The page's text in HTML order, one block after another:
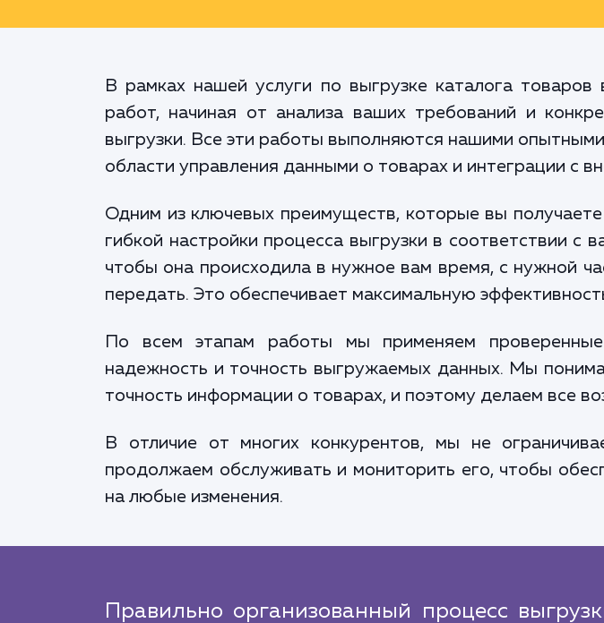
В рамках нашей услуги по выгрузке каталога
работ, начиная от анализа ваших требований и
выгрузки. Все эти работы выполняются нашими
области управления данными о товарах и интеграции с
Одним из ключевых преимуществ, которые вы
гибкой настройки процесса выгрузки в соответствии
чтобы она происходила в нужное вам время, с нужной
передать. Это обеспечивает максимальную
По всем этапам работы мы применяем
надежность и точность выгружаемых данных. Мы
точность информации о товарах, и поэтому делаем все
В отличие от многих конкурентов, мы не
продолжаем обслуживать и мониторить его, чтобы
на любые изменения.
Правильно организованный процесс